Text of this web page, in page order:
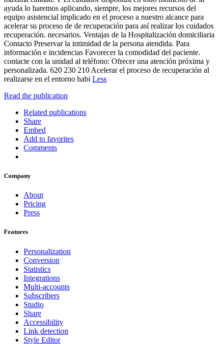
ayuda lo haremos aplicando, siempre, los mejores recursos del
equipo asistencial implicado en el proceso a nuestro alcance para
acelerar su proceso de de recuperación para así realizar los cuidados
recuperación. necesarios. Ventajas de la Hospitalización domiciliaria
Contacto Preservar la intimidad de la persona atendida. Para
información e incidencias Favorecer la comodidad del paciente.
contacte con la unidad al teléfono: Ofrecer una atención próxima y
personalizada. 620 230 210 Acelerar el proceso de recuperación al
realizarse en el entorno habi Less
Read the publication
Related publications
Share
Embed
Add to favorites
Comments
Company
About
Pricing
Press
Features
Personalization
Conversion
Statistics
Integrations
Multi-accounts
Subscribers
Studio
Share
Accessibility
Link detection
Style Editor